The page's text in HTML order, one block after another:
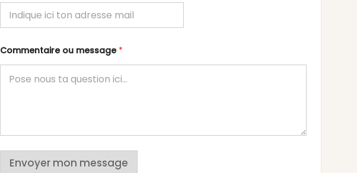
Commentaire ou message *
Envoyer mon message